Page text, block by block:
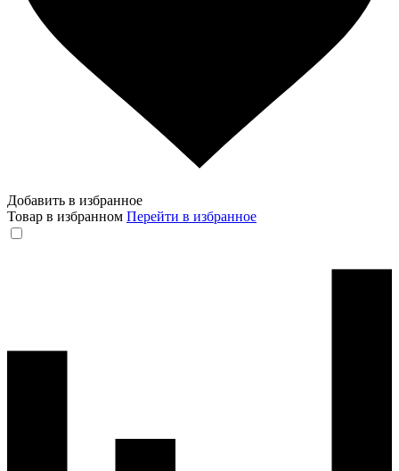
Добавить в избранное
Товар в избранном Перейти в избранное